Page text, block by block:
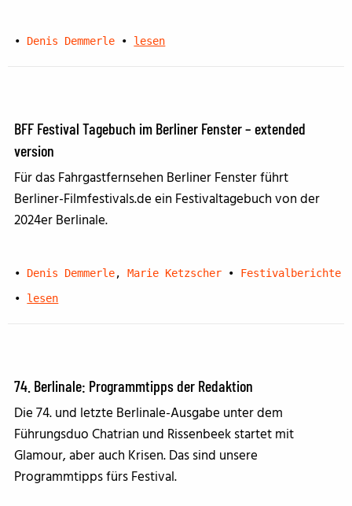
• Denis Demmerle • lesen
BFF Festival Tagebuch im Berliner Fenster – extended
version
Für das Fahrgastfernsehen Berliner Fenster führt
Berliner-Filmfestivals.de ein Festivaltagebuch von der
2024er Berlinale.
• Denis Demmerle,Marie Ketzscher •
Festivalberichte
•
lesen
74. Berlinale: Programmtipps der Redaktion
Die 74. und letzte Berlinale-Ausgabe unter dem
Führungsduo Chatrian und Rissenbeek startet mit
Glamour, aber auch Krisen. Das sind unsere
Programmtipps fürs Festival.